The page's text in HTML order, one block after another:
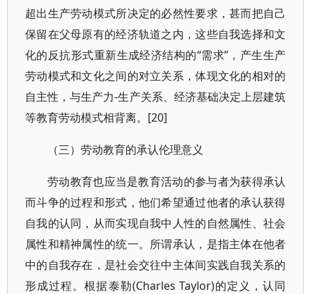
超出生产劳动模式所决定的必然性要求，甚而把自己
保留在父母原有的经济轨道之内，这些自我选择和文
化的反抗形式重新生成经济结构的“需求”，产生生产
劳动模式和文化之间的对立关系，体现文化的相对的
自主性，与生产力-生产关系、经济基础决定上层建筑
等教育劳动模式相背离。[20]
（三）劳动教育的承认伦理意义
劳动教育也应当是教育活动的参与者为获得承认
而斗争的过程和形式，他们希望通过他者的承认获得
自我的认同，从而实现自我中人性的自然属性、社会
属性和精神属性的统一。所谓承认，是指主体在他者
中的自我存在，是社会交往中主体间实践自我关系的
形成过程。根据泰勒(Charles Taylor)的定义，认同